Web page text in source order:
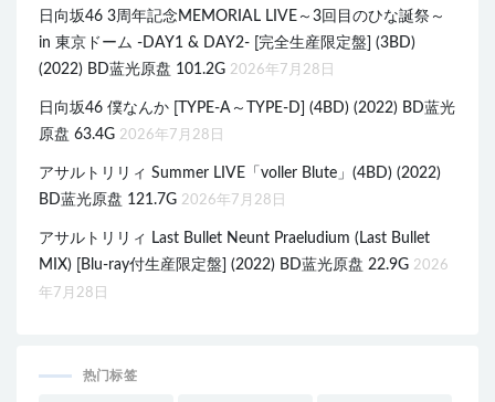
日向坂46 3周年記念MEMORIAL LIVE～3回目のひな誕祭～
in 東京ドーム -DAY1 & DAY2- [完全生産限定盤] (3BD)
(2022) BD蓝光原盘 101.2G 2026年7月28日
日向坂46 僕なんか [TYPE-A～TYPE-D] (4BD) (2022) BD蓝光
原盘 63.4G 2026年7月28日
アサルトリリィ Summer LIVE「voller Blute」(4BD) (2022)
BD蓝光原盘 121.7G 2026年7月28日
アサルトリリィ Last Bullet Neunt Praeludium (Last Bullet
MIX) [Blu-ray付生産限定盤] (2022) BD蓝光原盘 22.9G 2026
年7月28日
热门标签